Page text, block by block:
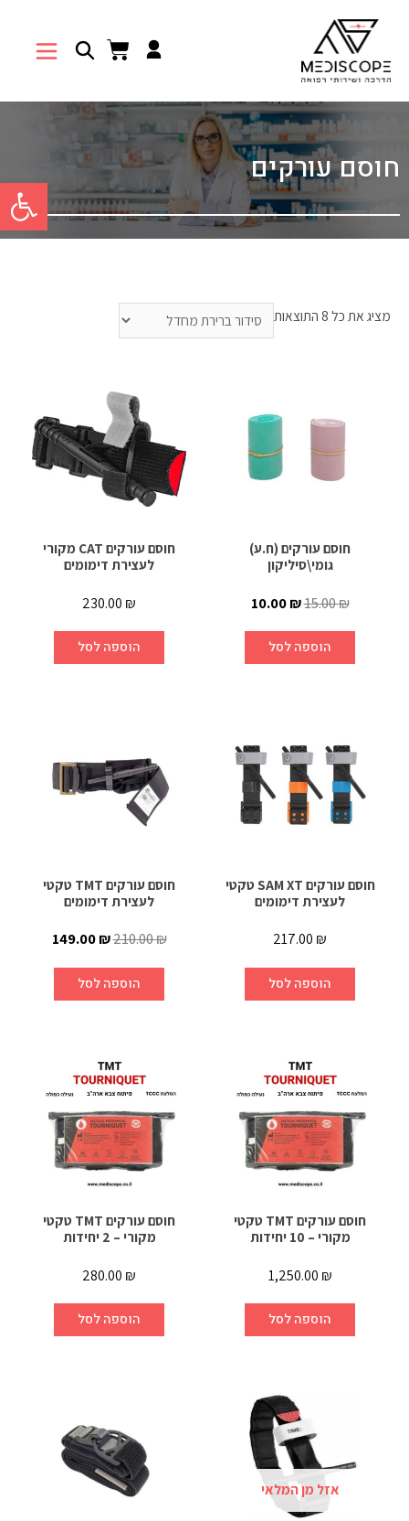
חוסם עורקים
מציג את כל 8 התוצאות
חוסם עורקים (ח.ע)
גומי\סיליקון
15.00₪
10.00₪
הוספה לסל
חוסם עורקים CAT מקורי
לעצירת דימומים
230.00 ₪
הוספה לסל
חוסם עורקים SAM XT טקטי
לעצירת דימומים
217.00 ₪
הוספה לסל
חוסם עורקים TMT טקטי
לעצירת דימומים
210.00₪
149.00₪
הוספה לסל
חוסם עורקים TMT טקטי
מקורי – 10 יחידות
1,250.00 ₪
הוספה לסל
חוסם עורקים TMT טקטי
מקורי – 2 יחידות
280.00 ₪
הוספה לסל
אזל מן המלאי
פתח